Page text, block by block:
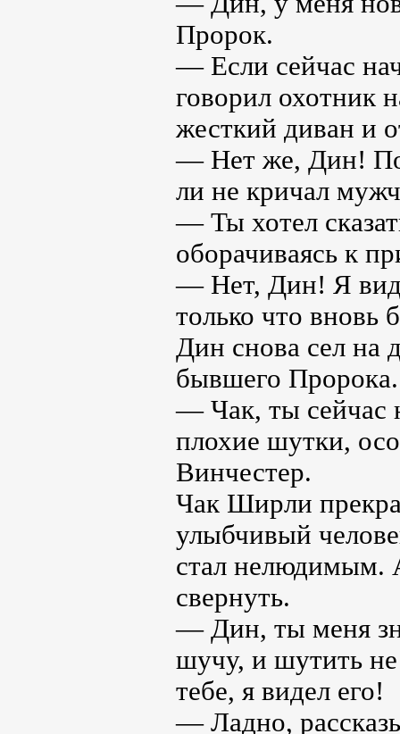
Пророк.
— Если сейчас
говорил охотник
жесткий диван и
— Нет же, Дин!
ли не кричал
— Ты хотел
оборачиваясь к
— Нет, Дин! Я
только что вновь
Дин снова сел на
бывшего Пророка.
— Чак, ты сейчас
плохие шутки,
Винчестер.
Чак Ширли
улыбчивый
стал нелюдимым.
свернуть.
— Дин, ты меня
шучу, и шутить
тебе, я видел его!
— Ладно,